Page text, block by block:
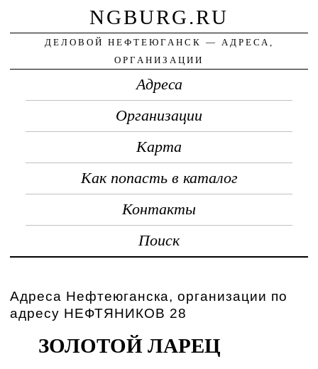
NGBURG.RU
ДЕЛОВОЙ НЕФТЕЮГАНСК — АДРЕСА,
ОРГАНИЗАЦИИ
Адреса
Организации
Карта
Как попасть в каталог
Контакты
Поиск
Адреса Нефтеюганска, организации по
адресу НЕФТЯНИКОВ 28
ЗОЛОТОЙ ЛАРЕЦ